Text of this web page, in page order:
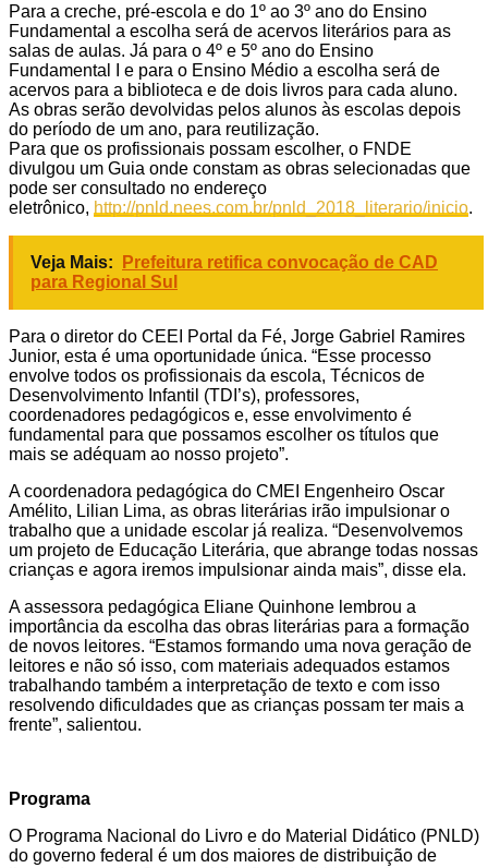
Para a creche, pré-escola e do 1º ao 3º ano do Ensino
Fundamental a escolha será de acervos literários para as
salas de aulas. Já para o 4º e 5º ano do Ensino
Fundamental I e para o Ensino Médio a escolha será de
acervos para a biblioteca e de dois livros para cada aluno.
As obras serão devolvidas pelos alunos às escolas depois
do período de um ano, para reutilização.
Para que os profissionais possam escolher, o FNDE
divulgou um Guia onde constam as obras selecionadas que
pode ser consultado no endereço
eletrônico, http://pnld.nees.com.br/pnld_2018_literario/inicio.
Veja Mais:
Prefeitura retifica convocação de CAD
para Regional Sul
Para o diretor do CEEI Portal da Fé, Jorge Gabriel Ramires
Junior, esta é uma oportunidade única. “Esse processo
envolve todos os profissionais da escola, Técnicos de
Desenvolvimento Infantil (TDI’s), professores,
coordenadores pedagógicos e, esse envolvimento é
fundamental para que possamos escolher os títulos que
mais se adéquam ao nosso projeto”.
A coordenadora pedagógica do CMEI Engenheiro Oscar
Amélito, Lilian Lima, as obras literárias irão impulsionar o
trabalho que a unidade escolar já realiza. “Desenvolvemos
um projeto de Educação Literária, que abrange todas nossas
crianças e agora iremos impulsionar ainda mais”, disse ela.
A assessora pedagógica Eliane Quinhone lembrou a
importância da escolha das obras literárias para a formação
de novos leitores. “Estamos formando uma nova geração de
leitores e não só isso, com materiais adequados estamos
trabalhando também a interpretação de texto e com isso
resolvendo dificuldades que as crianças possam ter mais a
frente”, salientou.
Programa
O Programa Nacional do Livro e do Material Didático (PNLD)
do governo federal é um dos maiores de distribuição de